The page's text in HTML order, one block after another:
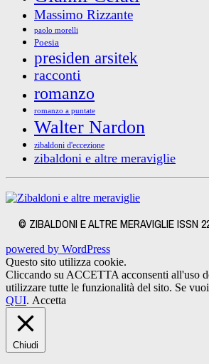
Massimo Rizzante
paolo morelli
Poesia
presiden arsitek
racconti
romanzo
romanzo a puntate
Walter Nardon
zibaldoni d'eccezione
zibaldoni e altre meraviglie
© ZIBALDONI E ALTRE MERAVIGLIE ISSN
powered by WordPress
Questo sito utilizza cookie.
Cliccando su ACCETTA acconsenti all'uso
utilizzare tutte le funzionalità del sito. Se
QUI. Accetta
Chiudi